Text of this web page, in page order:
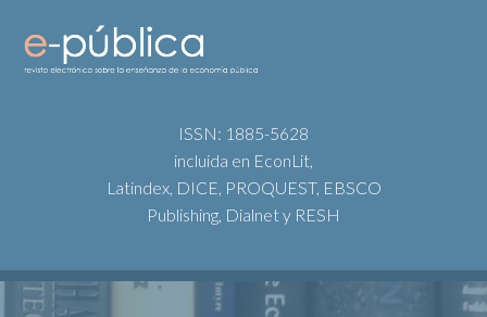
ISSN: 1885-5628
incluida en EconLit,
Latindex, DICE, PROQUEST, EBSCO
Publishing, Dialnet y RESH